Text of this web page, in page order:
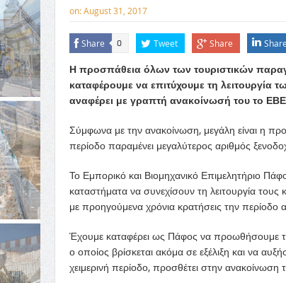
on:August 31, 2017
Share 0 Tweet Share Share
Η προσπάθεια όλων των τουριστικών
καταφέρουμε να επιτύχουμε τη λειτουργία
αναφέρει με γραπτή ανακοίνωσή του το
Σύμφωνα με την ανακοίνωση, μεγάλη είναι η
περίοδο παραμένει μεγαλύτερος αριθμός
Το Εμπορικό και Βιομηχανικό Επιμελητήριο
καταστήματα να συνεχίσουν τη λειτουργία τους
με προηγούμενα χρόνια κρατήσεις την περίοδο
Έχουμε καταφέρει ως Πάφος να προωθήσουμε
ο οποίος βρίσκεται ακόμα σε εξέλιξη και να
χειμερινή περίοδο, προσθέτει στην